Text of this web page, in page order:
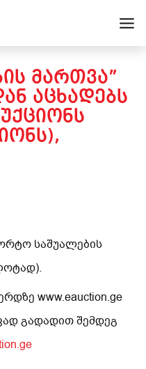
ᲛᲐᲠᲗᲕᲐ”
ᲐᲪᲮᲐᲓᲔᲑᲡ
საშუალების
www.eauction.ge
გადადით შემდეგ